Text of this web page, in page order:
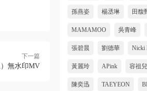
下一篇
無水印MV
孫燕姿 楊丞琳 田馥
MAMAMOO 吳青峰
張碧晨 劉德華 Nicki
黃麗玲 APink 容祖兒
陳奕迅 TAEYEON